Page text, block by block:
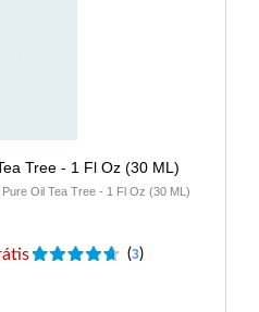
Tree - 1 Fl Oz (30 ML)
Oil Tea Tree - 1 Fl Oz (30 ML)
(3)